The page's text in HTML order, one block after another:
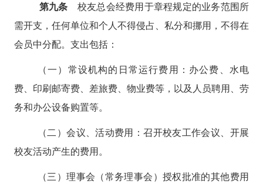
第九条 校友总会经费用于章程规定的业务范围所
需开支，任何单位和个人不得侵占、私分和挪用，不得在
会员中分配。支出包括：
（一）常设机构的日常运行费用：办公费、水电
费、印刷邮寄费、差旅费、物业费等，以及人员聘用、劳
务和办公设备购置等。
（二）会议、活动费用：召开校友工作会议、开展
校友活动产生的费用。
（三）理事会（常务理事会）授权批准的其他费用